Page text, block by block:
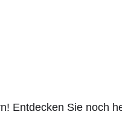
Entdecken Sie noch